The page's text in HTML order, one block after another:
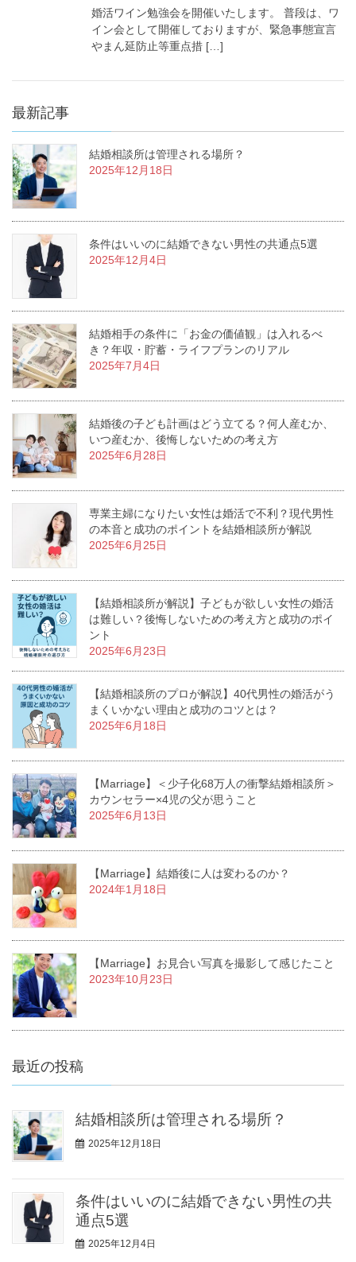
婚活ワイン勉強会を開催いたします。 普段は、ワ
イン会として開催しておりますが、緊急事態宣言
やまん延防止等重点措 […]
最新記事
結婚相談所は管理される場所？
2025年12月18日
条件はいいのに結婚できない男性の共通点5選
2025年12月4日
結婚相手の条件に「お金の価値観」は入れるべ
き？年収・貯蓄・ライフプランのリアル
2025年7月4日
結婚後の子ども計画はどう立てる？何人産むか、
いつ産むか、後悔しないための考え方
2025年6月28日
専業主婦になりたい女性は婚活で不利？現代男性
の本音と成功のポイントを結婚相談所が解説
2025年6月25日
【結婚相談所が解説】子どもが欲しい女性の婚活
は難しい？後悔しないための考え方と成功のポイ
ント
2025年6月23日
【結婚相談所のプロが解説】40代男性の婚活がう
まくいかない理由と成功のコツとは？
2025年6月18日
【Marriage】＜少子化68万人の衝撃結婚相談所＞
カウンセラー×4児の父が思うこと
2025年6月13日
【Marriage】結婚後に人は変わるのか？
2024年1月18日
【Marriage】お見合い写真を撮影して感じたこと
2023年10月23日
最近の投稿
結婚相談所は管理される場所？
2025年12月18日
条件はいいのに結婚できない男性の共
通点5選
2025年12月4日